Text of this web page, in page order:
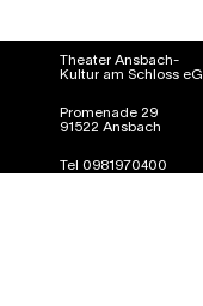
Theater Ansbach-
Kultur am Schloss eG
Promenade 29
91522 Ansbach
Tel 0981970400